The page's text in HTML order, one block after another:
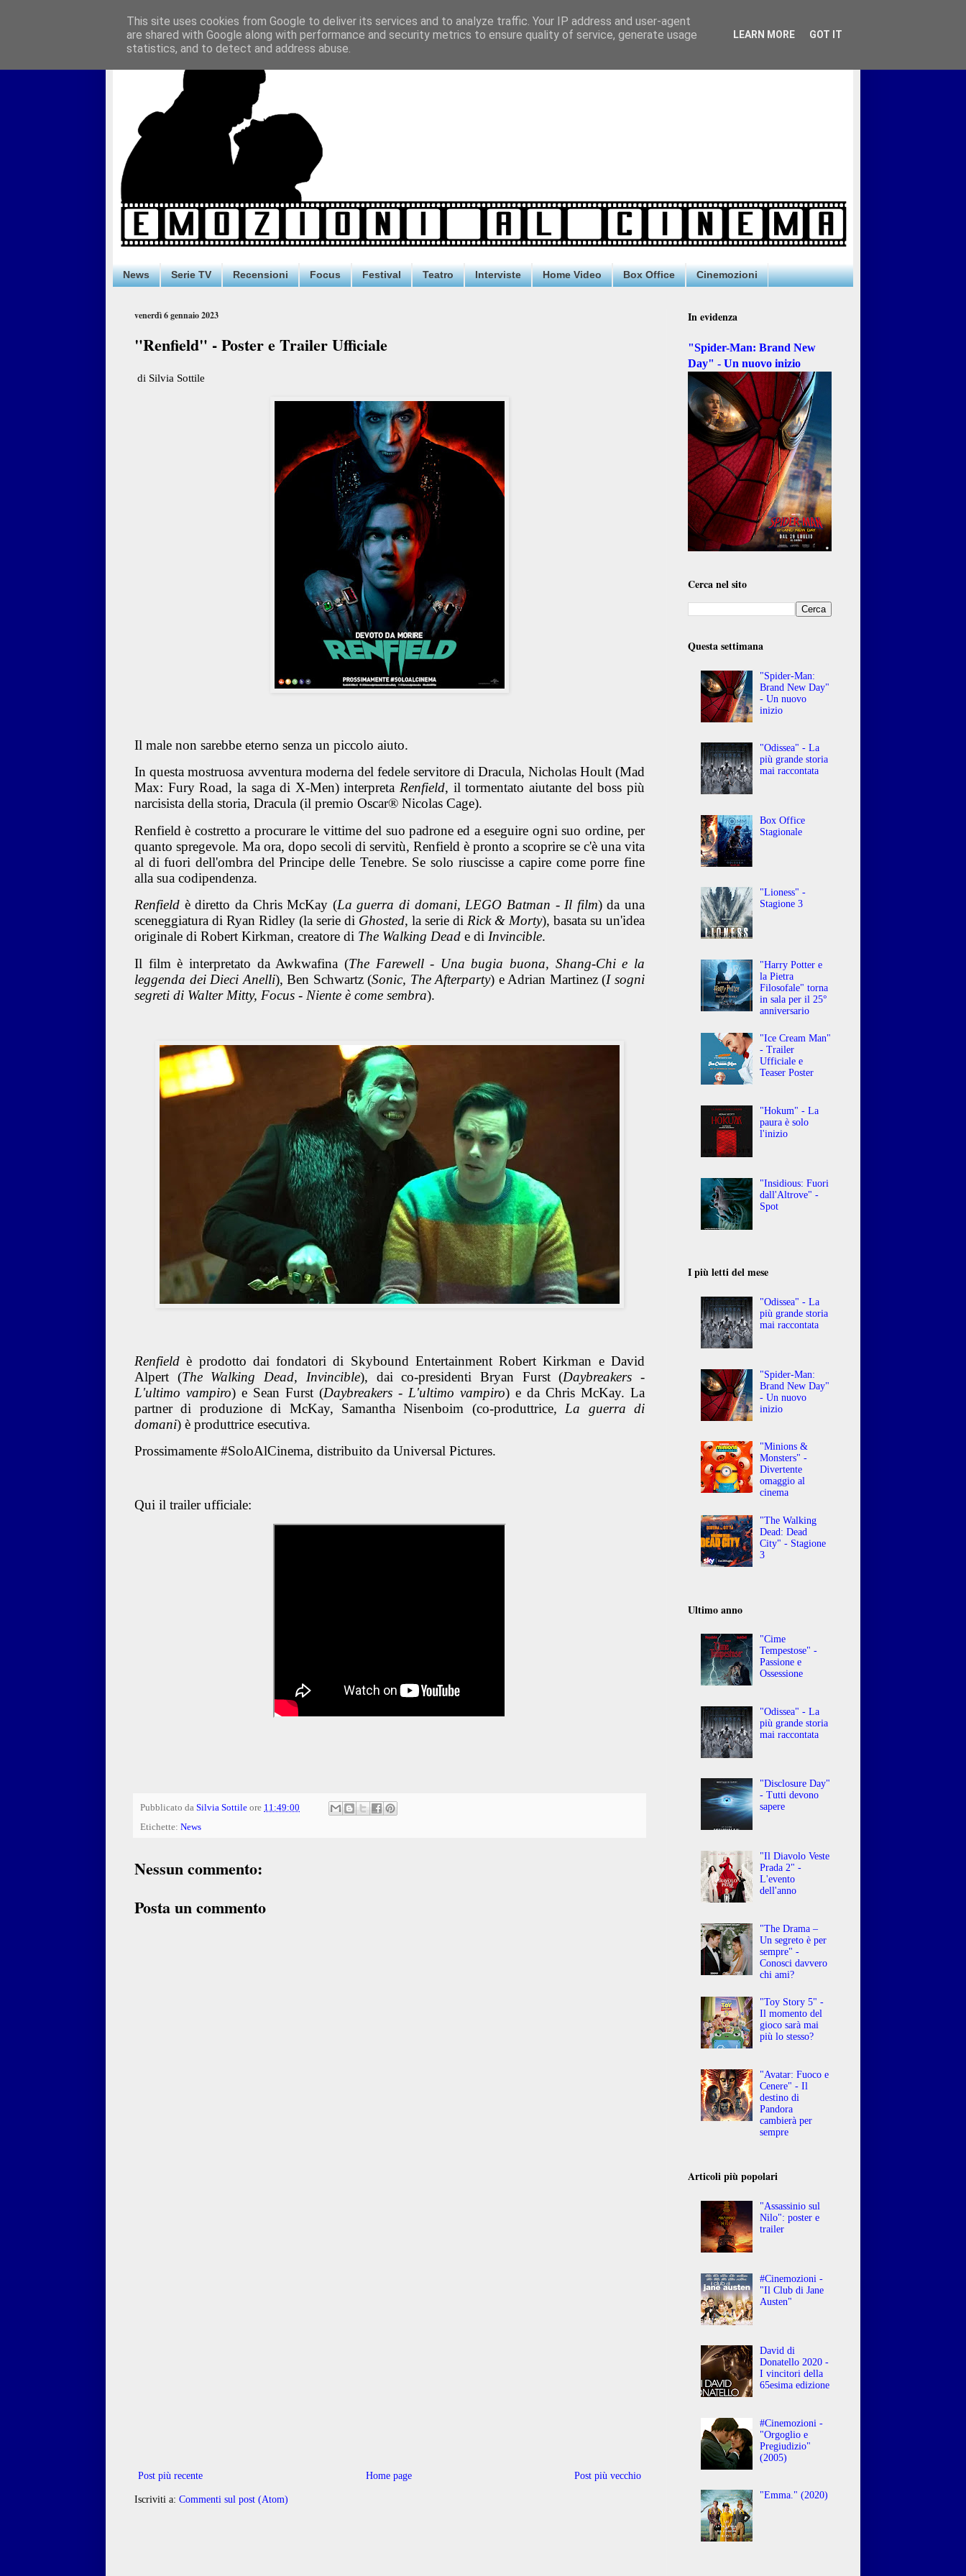
News Serie TV Recensioni Focus Festival Teatro Interviste Home Video Box Office Cinemozioni
venerdì 6 gennaio 2023
"Renfield" - Poster e Trailer Ufficiale
di Silvia Sottile
Il male non sarebbe eterno senza un piccolo aiuto.
In questa mostruosa avventura moderna del fedele servitore di Dracula, Nicholas Hoult (Mad
Max: Fury Road, la saga di X-Men) interpretaRenfield, il tormentato aiutante del boss più
narcisista della storia, Dracula (il premio Oscar® Nicolas Cage).
Renfield è costretto a procurare le vittime del suo padrone ed a eseguire ogni suo ordine, per
quanto spregevole. Ma ora, dopo secoli di servitù, Renfield è pronto a scoprire se c'è una vita
al di fuori dell'ombra del Principe delle Tenebre. Se solo riuscisse a capire come porre fine
alla sua codipendenza.
Renfield è diretto da Chris McKay (La guerra di domani, LEGO Batman - Il film) da una
sceneggiatura di Ryan Ridley (la serie di Ghosted, la serie di Rick & Morty), basata su un'idea
originale di Robert Kirkman, creatore di The Walking Dead e di Invincible.
Il film è interpretato da Awkwafina (The Farewell - Una bugia buona, Shang-Chi e la
leggenda dei Dieci Anelli), Ben Schwartz (Sonic, The Afterparty) e Adrian Martinez (I sogni
segreti di Walter Mitty, Focus - Niente è come sembra).
Renfield è prodotto dai fondatori di Skybound Entertainment Robert Kirkman e David
Alpert (The Walking Dead, Invincible), dai co-presidenti Bryan Furst (Daybreakers -
L'ultimo vampiro) e Sean Furst (Daybreakers - L'ultimo vampiro) e da Chris McKay. La
partner di produzione di McKay, Samantha Nisenboim (co-produttrice, La guerra di
domani) è produttrice esecutiva.
Prossimamente #SoloAlCinema, distribuito da Universal Pictures.
Qui il trailer ufficiale:
Pubblicato da Silvia Sottile ore 11:49:00
Etichette: News
Nessun commento:
Posta un commento
Post più recente Post più vecchio
Home page
Iscriviti a: Commenti sul post (Atom)
In evidenza
"Spider-Man: Brand New
Day" - Un nuovo inizio
Cerca nel sito
Questa settimana
"Spider-Man:
Brand New Day"
- Un nuovo
inizio
"Odissea" - La
più grande storia
mai raccontata
Box Office
Stagionale
"Lioness" -
Stagione 3
"Harry Potter e
la Pietra
Filosofale" torna
in sala per il 25°
anniversario
"Ice Cream Man"
- Trailer
Ufficiale e
Teaser Poster
"Hokum" - La
paura è solo
l'inizio
"Insidious: Fuori
dall'Altrove" -
Spot
I più letti del mese
"Odissea" - La
più grande storia
mai raccontata
"Spider-Man:
Brand New Day"
- Un nuovo
inizio
"Minions &
Monsters" -
Divertente
omaggio al
cinema
"The Walking
Dead: Dead
City" - Stagione
3
Ultimo anno
"Cime
Tempestose" -
Passione e
Ossessione
"Odissea" - La
più grande storia
mai raccontata
"Disclosure Day"
- Tutti devono
sapere
"Il Diavolo Veste
Prada 2" -
L'evento
dell'anno
"The Drama –
Un segreto è per
sempre" -
Conosci davvero
chi ami?
"Toy Story 5" -
Il momento del
gioco sarà mai
più lo stesso?
"Avatar: Fuoco e
Cenere" - Il
destino di
Pandora
cambierà per
sempre
Articoli più popolari
"Assassinio sul
Nilo": poster e
trailer
#Cinemozioni -
"Il Club di Jane
Austen"
David di
Donatello 2020 -
I vincitori della
65esima edizione
#Cinemozioni -
"Orgoglio e
Pregiudizio"
(2005)
"Emma." (2020)
This site uses cookies from Google to deliver its services and to analyze traffic. Your IP address and user-agent
are shared with Google along with performance and security metrics to ensure quality of service, generate usage
statistics, and to detect and address abuse.
LEARN MORE GOT IT